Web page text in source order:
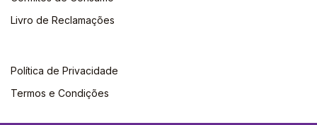
Livro de Reclamações
Política de Privacidade
Termos e Condições